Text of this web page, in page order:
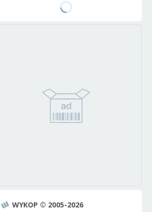
WYKOP © 2005-2026